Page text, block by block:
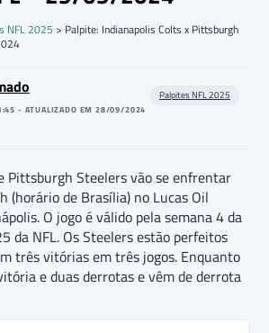
NFL 2025 > Palpite: Indianapolis Colts x Pittsburgh
- ATUALIZADO EM 28/09/2024
Palpites NFL 2025
Pittsburgh Steelers vão se enfrentar
(horário de Brasília) no Lucas Oil
O jogo é válido pela semana 4 da
da NFL. Os Steelers estão perfeitos
três vitórias em três jogos. Enquanto
e duas derrotas e vêm de derrota